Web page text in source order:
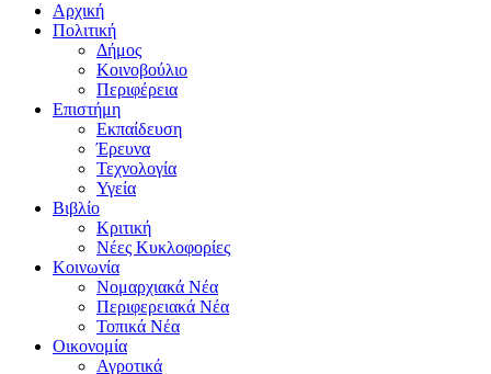
Αρχική
Πολιτική
Δήμος
Κοινοβούλιο
Περιφέρεια
Επιστήμη
Εκπαίδευση
Έρευνα
Τεχνολογία
Υγεία
Βιβλίο
Κριτική
Νέες Κυκλοφορίες
Κοινωνία
Νομαρχιακά Νέα
Περιφερειακά Νέα
Τοπικά Νέα
Οικονομία
Αγροτικά